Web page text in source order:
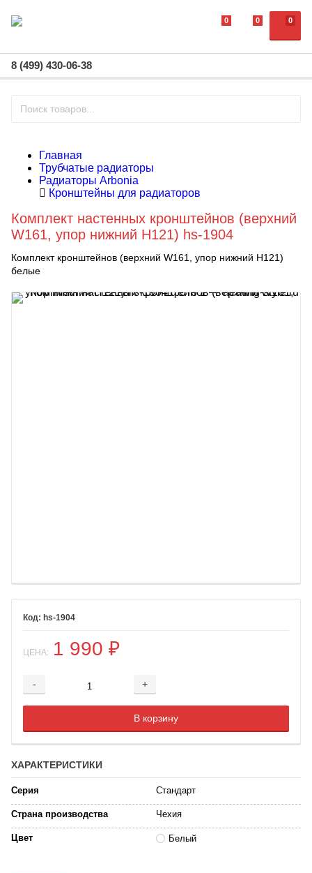
0
0 0
8 (499) 430-06-38
Главная
Трубчатые радиаторы
Радиаторы Arbonia
Кронштейны для радиаторов
Комплект настенных кронштейнов (верхний
W161, упор нижний H121) hs-1904
Комплект кронштейнов (верхний W161, упор нижний H121)
белые
hs-1904
ЦЕНА: 1 990 ₽
- +
Добавляется...
В корзину
Добавлен
ХАРАКТЕРИСТИКИ
Серия Стандарт
Страна производства Чехия
Цвет Белый